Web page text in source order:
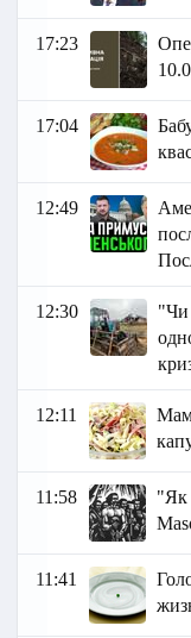
17:23
17:04
12:49
12:30
"Чи
12:11
11:58
"Як
11:41